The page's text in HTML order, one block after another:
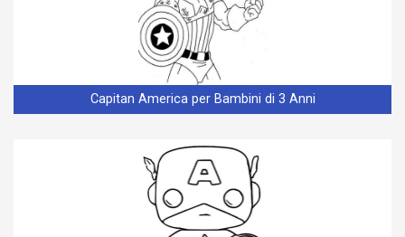
Capitan America per Bambini di 3 Anni